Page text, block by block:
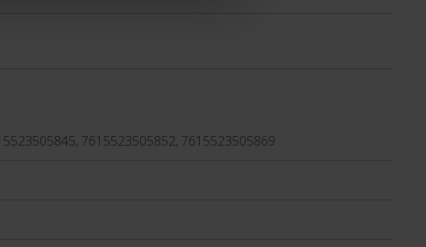
7615523505852, 7615523505869